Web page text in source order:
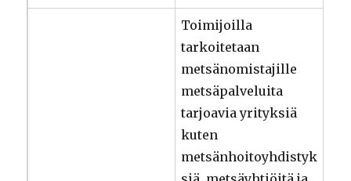
Toimijoilla
tarkoitetaan
metsänomistajille
metsäpalveluita
tarjoavia yrityksiä
kuten
metsänhoitoyhdistyk